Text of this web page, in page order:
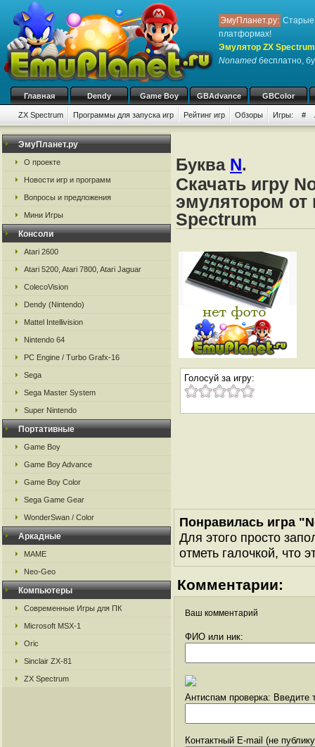
ЭмуПланет.ру: Старые
платформах!
Эмулятор ZX
Nonamed бесплатно,
Главная Dendy Game Boy GBAdvance GBColor
ZX Spectrum Программы для запуска игр Рейтинг игр Обзоры Игры: #
ЭмуПланет.ру
О проекте
Новости игр и программ
Вопросы и предложения
Мини Игры
Консоли
Atari 2600
Atari 5200, Atari 7800, Atari Jaguar
ColecoVision
Dendy (Nintendo)
Mattel Intellivision
Nintendo 64
PC Engine / Turbo Grafx-16
Sega
Sega Master System
Super Nintendo
Портативные
Game Boy
Game Boy Advance
Game Boy Color
Sega Game Gear
WonderSwan / Color
Аркадные
MAME
Neo-Geo
Компьютеры
Современные Игры для ПК
Microsoft MSX-1
Oric
Sinclair ZX-81
ZX Spectrum
Буква N.
Скачать игру
эмулятором от
Spectrum
Голосуй за игру:
Понравилась игра
Для этого просто
отметь галочкой, что
Комментарии:
Ваш комментарий
ФИО или ник:
Антиспам проверка: Введите
Контактный E-mail (не